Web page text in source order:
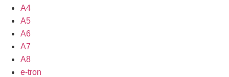
A4
A5
A6
A7
A8
e-tron